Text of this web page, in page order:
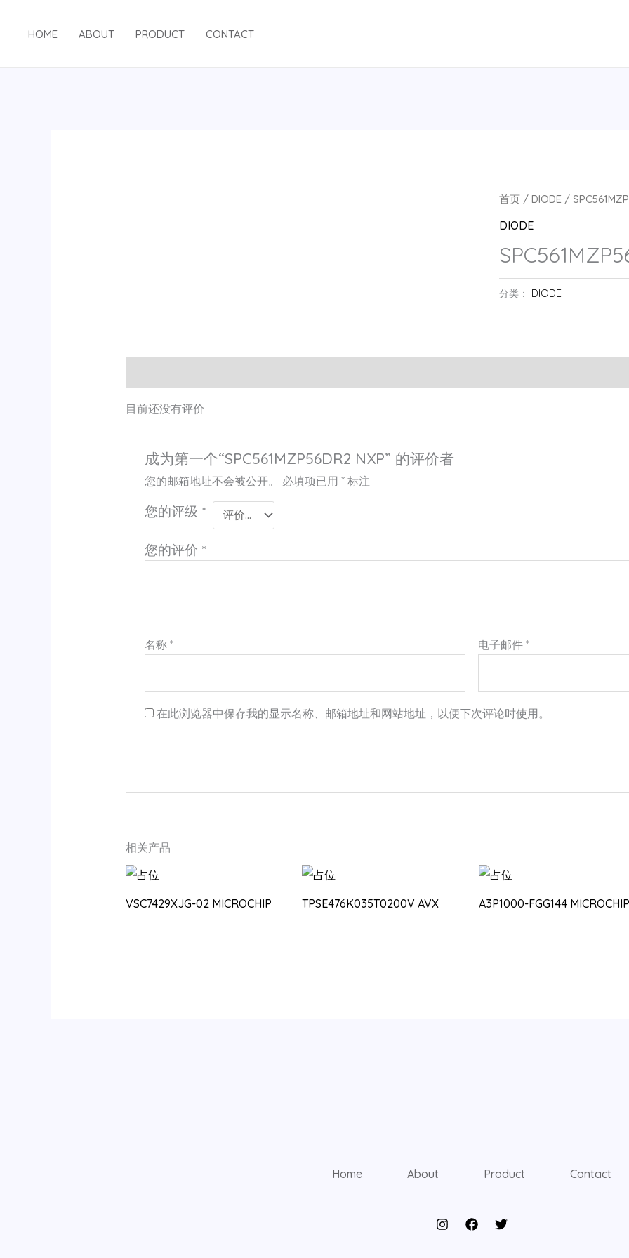
HOME ABOUT PRODUCT CONTACT
首页 /DIODE /
DIODE
分类： DIODE
目前还没有评价
成为第一个“SPC561MZP56DR2 NXP” 的评价者
您的邮箱地址不会被公开。 必填项已用* 标注
您的评级 *
您的评价 *
名称* 电子邮件*
在此浏览器中保存我的显示名称、邮箱地址和网站地址，以便下次评论时使用。
相关产品
VSC7429XJG-02 MICROCHIP TPSE476K035T0200V AVX A3P1000-FGG144 MICROCHIP
Home About Product Contact